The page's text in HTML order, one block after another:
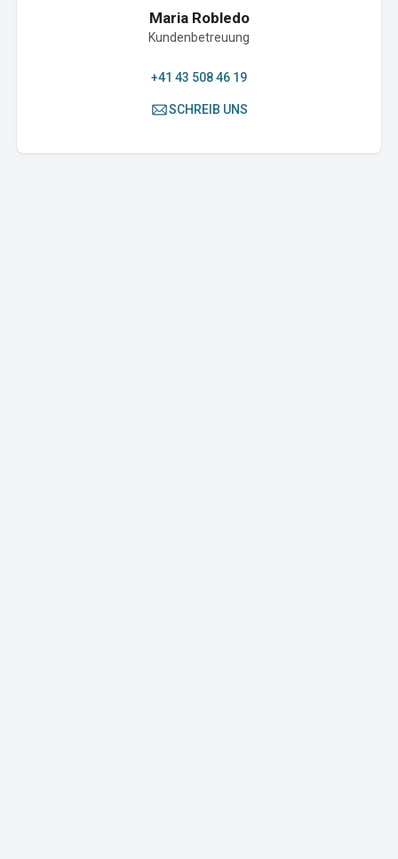
Maria Robledo
Kundenbetreuung
+41 43 508 46 19
SCHREIB UNS